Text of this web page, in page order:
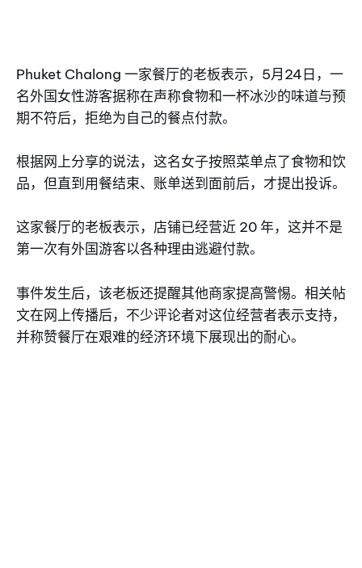
Phuket Chalong 一家餐厅的老板表示，5月24日，一
名外国女性游客据称在声称食物和一杯冰沙的味道与预
期不符后，拒绝为自己的餐点付款。
根据网上分享的说法，这名女子按照菜单点了食物和饮
品，但直到用餐结束、账单送到面前后，才提出投诉。
这家餐厅的老板表示，店铺已经营近 20 年，这并不是
第一次有外国游客以各种理由逃避付款。
事件发生后，该老板还提醒其他商家提高警惕。相关帖
文在网上传播后，不少评论者对这位经营者表示支持，
并称赞餐厅在艰难的经济环境下展现出的耐心。